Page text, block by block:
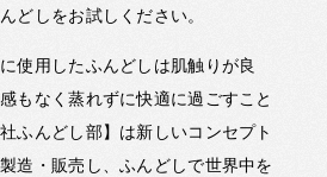
どしをお試しください。
使用したふんどしは肌触りが良
もなく蒸れずに快適に過ごすこと
ふんどし部】は新しいコンセプト
造・ 販売 し、ふんどしで世界中を